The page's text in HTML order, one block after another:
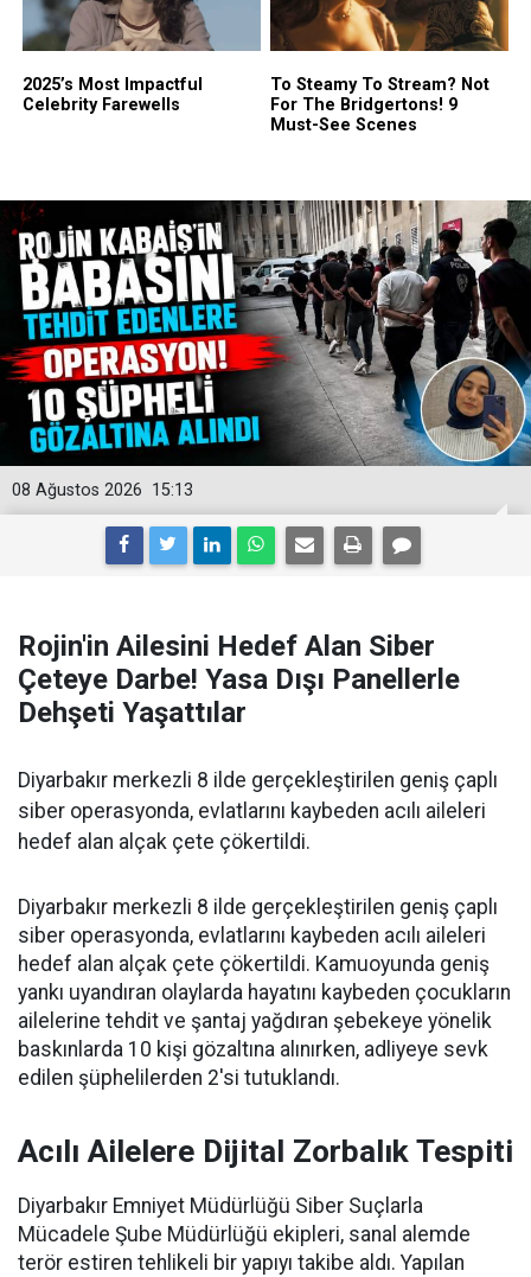
15:13
08 Ağustos 2026
Rojin'in Ailesini Hedef Alan Siber
Çeteye Darbe! Yasa Dışı Panellerle
Dehşeti Yaşattılar
Diyarbakır merkezli 8 ilde gerçekleştirilen geniş çaplı
siber operasyonda, evlatlarını kaybeden acılı aileleri
hedef alan alçak çete çökertildi.
Diyarbakır merkezli 8 ilde gerçekleştirilen geniş çaplı
siber operasyonda, evlatlarını kaybeden acılı aileleri
hedef alan alçak çete çökertildi. Kamuoyunda geniş
yankı uyandıran olaylarda hayatını kaybeden çocukların
ailelerine tehdit ve şantaj yağdıran şebekeye yönelik
baskınlarda 10 kişi gözaltına alınırken, adliyeye sevk
edilen şüphelilerden 2'si tutuklandı.
Acılı Ailelere Dijital Zorbalık Tespiti
Diyarbakır Emniyet Müdürlüğü Siber Suçlarla
Mücadele Şube Müdürlüğü ekipleri, sanal alemde
terör estiren tehlikeli bir yapıyı takibe aldı. Yapılan